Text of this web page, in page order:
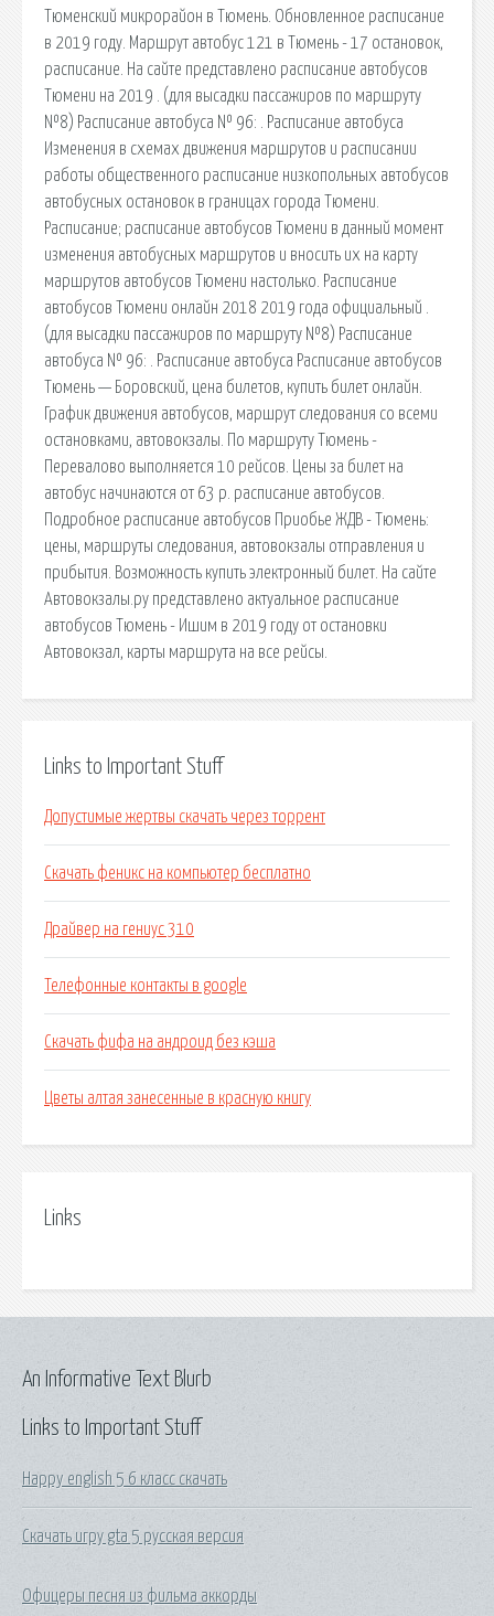
Тюменский микрорайон в Тюмень. Обновленное расписание
в 2019 году. Маршрут автобус 121 в Тюмень - 17 остановок,
расписание. На сайте представлено расписание автобусов
Тюмени на 2019 . (для высадки пассажиров по маршруту
№8) Расписание автобуса № 96: . Расписание автобуса
Изменения в схемах движения маршрутов и расписании
работы общественного расписание низкопольных автобусов
автобусных остановок в границах города Тюмени.
Расписание; расписание автобусов Тюмени в данный момент
изменения автобусных маршрутов и вносить их на карту
маршрутов автобусов Тюмени настолько. Расписание
автобусов Тюмени онлайн 2018 2019 года официальный .
(для высадки пассажиров по маршруту №8) Расписание
автобуса № 96: . Расписание автобуса Расписание автобусов
Тюмень — Боровский, цена билетов, купить билет онлайн.
График движения автобусов, маршрут следования со всеми
остановками, автовокзалы. По маршруту Тюмень -
Перевалово выполняется 10 рейсов. Цены за билет на
автобус начинаются от 63 р. расписание автобусов.
Подробное расписание автобусов Приобье ЖДВ - Тюмень:
цены, маршруты следования, автовокзалы отправления и
прибытия. Возможность купить электронный билет. На сайте
Автовокзалы.ру представлено актуальное расписание
автобусов Тюмень - Ишим в 2019 году от остановки
Автовокзал, карты маршрута на все рейсы.
Links to Important Stuff
Допустимые жертвы скачать через торрент
Скачать феникс на компьютер бесплатно
Драйвер на гениус 310
Телефонные контакты в google
Скачать фифа на андроид без кэша
Цветы алтая занесенные в красную книгу
Links
Links to Important Stuff
Happy english 5 6 класс скачать
Скачать игру gta 5 русская версия
Офицеры песня из фильма аккорды
An Informative Text Blurb